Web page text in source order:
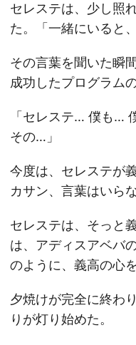
セレステは、少し照
た。「一緒にいると
その言葉を聞いた瞬
成功したプログラム
「セレステ… 僕も…
その…」
今度は、セレステが
カサン、言葉はいら
セレステは、そっと
は、アディスアベバ
のように、義高の心
夕焼けが完全に終わ
りが灯り始めた。